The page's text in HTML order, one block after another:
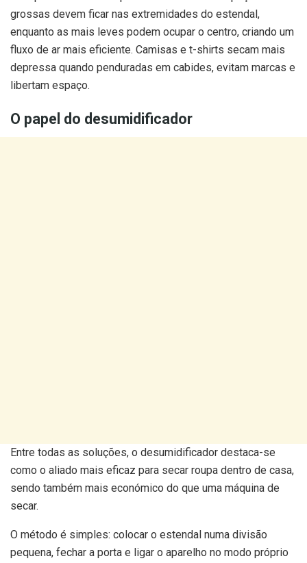
grossas devem ficar nas extremidades do estendal,
enquanto as mais leves podem ocupar o centro, criando um
fluxo de ar mais eficiente. Camisas e t-shirts secam mais
depressa quando penduradas em cabides, evitam marcas e
libertam espaço.
O papel do desumidificador
Entre todas as soluções, o desumidificador destaca-se
como o aliado mais eficaz para secar roupa dentro de casa,
sendo também mais económico do que uma máquina de
secar.
O método é simples: colocar o estendal numa divisão
pequena, fechar a porta e ligar o aparelho no modo próprio